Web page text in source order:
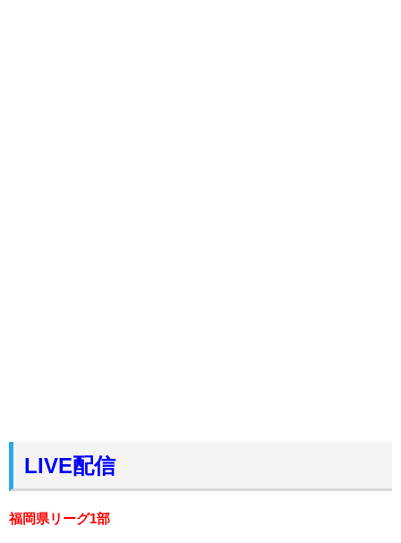
LIVE配信
福岡県リーグ1部